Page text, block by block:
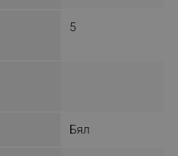
5
Бял
Функционалност